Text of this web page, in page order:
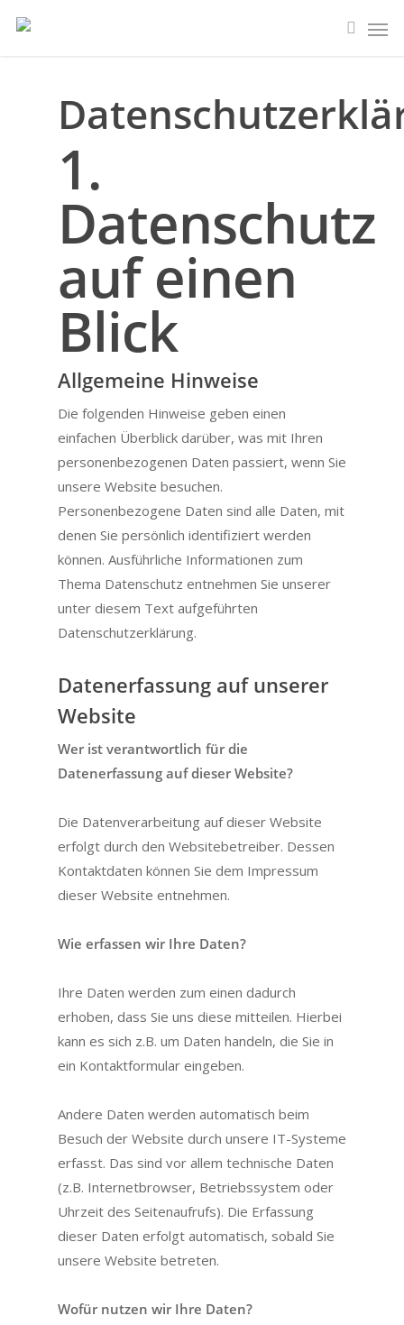
1.
Datenschutz
auf einen
Blick
Allgemeine Hinweise
Die folgenden Hinweise geben einen
einfachen Überblick darüber, was mit Ihren
personenbezogenen Daten passiert, wenn Sie
unsere Website besuchen.
Personenbezogene Daten sind alle Daten, mit
denen Sie persönlich identifiziert werden
können. Ausführliche Informationen zum
Thema Datenschutz entnehmen Sie unserer
unter diesem Text aufgeführten
Datenschutzerklärung.
Datenerfassung auf unserer
Website
Wer ist verantwortlich für die
Datenerfassung auf dieser Website?
Die Datenverarbeitung auf dieser Website
erfolgt durch den Websitebetreiber. Dessen
Kontaktdaten können Sie dem Impressum
dieser Website entnehmen.
Wie erfassen wir Ihre Daten?
Ihre Daten werden zum einen dadurch
erhoben, dass Sie uns diese mitteilen. Hierbei
kann es sich z.B. um Daten handeln, die Sie in
ein Kontaktformular eingeben.
Andere Daten werden automatisch beim
Besuch der Website durch unsere IT-Systeme
erfasst. Das sind vor allem technische Daten
(z.B. Internetbrowser, Betriebssystem oder
Uhrzeit des Seitenaufrufs). Die Erfassung
dieser Daten erfolgt automatisch, sobald Sie
unsere Website betreten.
Wofür nutzen wir Ihre Daten?